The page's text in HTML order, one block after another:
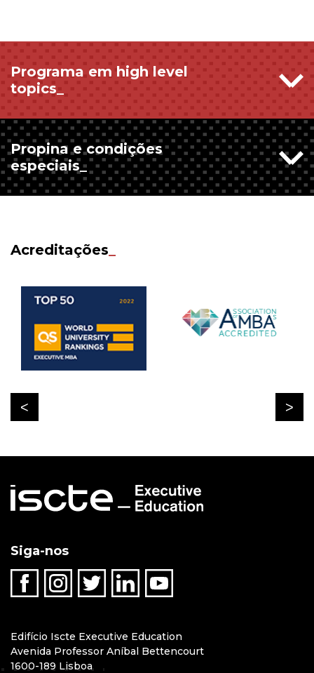
Programa em high level
topics_
Propina e condições
especiais_
Acreditações
Siga-nos
Edifício Iscte Executive Education
Avenida Professor Aníbal Bettencourt
1600-189 Lisboa